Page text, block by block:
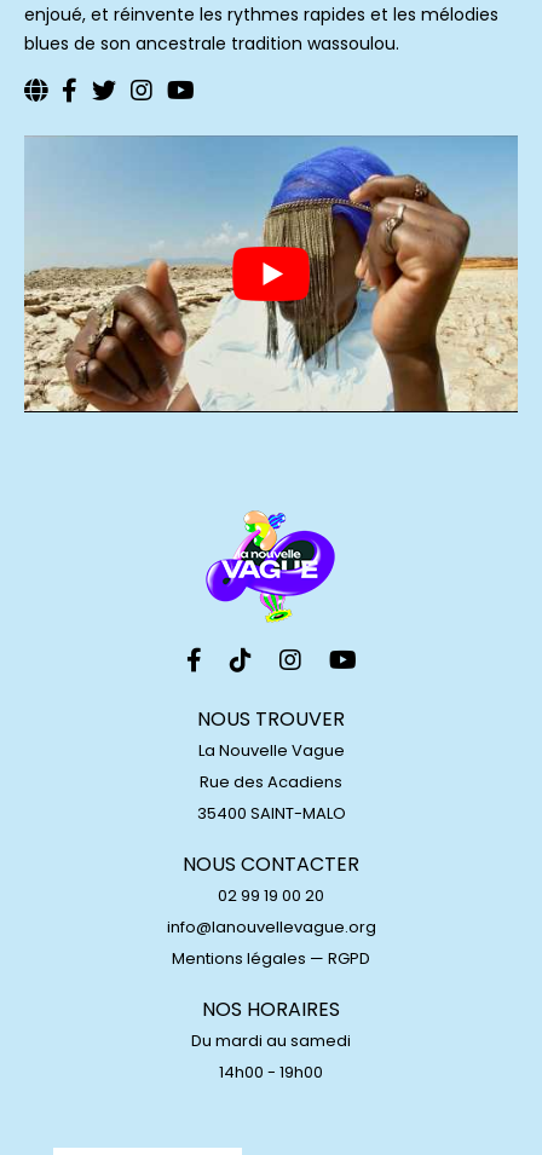
enjoué, et réinvente les rythmes rapides et les mélodies
blues de son ancestrale tradition wassoulou.
NOUS TROUVER
La Nouvelle Vague
Rue des Acadiens
35400 SAINT-MALO
NOUS CONTACTER
02 99 19 00 20
info@lanouvellevague.org
Mentions légales — RGPD
NOS HORAIRES
Du mardi au samedi
14h00 - 19h00